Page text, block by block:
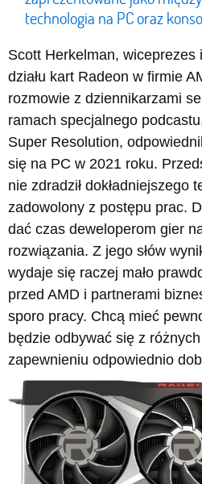
technologia na PC oraz
Scott Herkelman, wiceprezes
działu kart Radeon w firmie
rozmowie z dziennikarzami
ramach specjalnego
Super Resolution,
się na PC w 2021 roku.
nie zdradził dokładniejszego
zadowolony z postępu prac.
dać czas deweloperom gier
rozwiązania. Z jego słów
wydaje się raczej mało
przed AMD i partnerami
sporo pracy. Chcą mieć
będzie odbywać się z
zapewnieniu odpowiednio